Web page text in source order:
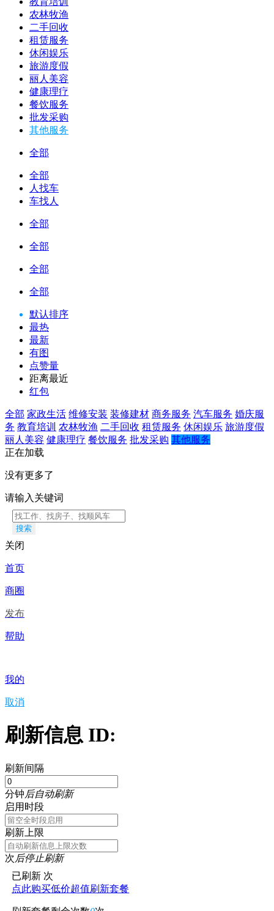
农林牧渔
二手回收
租赁服务
休闲娱乐
旅游度假
丽人美容
健康理疗
餐饮服务
批发采购
其他服务
全部
全部
人找车
车找人
全部
全部
全部
全部
默认排序
最热
最新
有图
点赞量
距离最近
红包
全部 家政生活 维修安装 装修建材 商务服务 汽车服务 婚庆服
务 教育培训 农林牧渔 二手回收 租赁服务 休闲娱乐 旅游度假
丽人美容 健康理疗 餐饮服务 批发采购 其他服务
正在加载
没有更多了
请输入关键词
搜索
关闭
首页
商圈
发布
帮助
我的
取消
刷新信息 ID:
刷新间隔
分钟后自动刷新
启用时段
刷新上限
次后停止刷新
已刷新 次
点此购买低价超值刷新套餐